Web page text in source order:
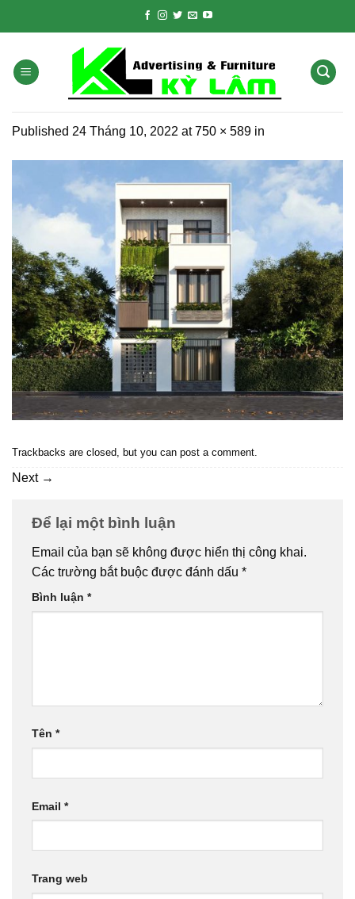
Published 24 Tháng 10, 2022 at750 × 589 in
Trackbacks are closed, but you can post a comment
Next →
Để lại một bình luận
Email của bạn sẽ không được hiển thị công khai.
Các trường bắt buộc được đánh dấu *
Bình luận *
Tên *
Email *
Trang web